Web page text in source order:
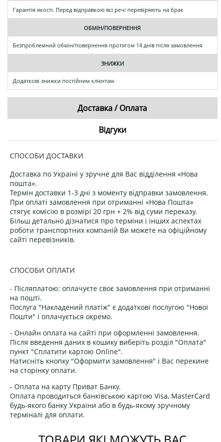
Гарантія якості. Перед відправкою всі речі перевіряють на брак
ОБМІН/ПОВЕРНЕННЯ
Безпроблемний обмін/повернення протягом 14 днів після замовлення
ЗНИЖКИ
Додаткові знижки постійним клієнтам.
Доставка / Оплата
Відгуки
СПОСОБИ ДОСТАВКИ
Доставка по Україні у зручне для Вас відділення «Нова
пошта».
Термін доставки 1-3 дні з моменту відправки замовлення.
При оплаті замовлення при отриманні «Нова Пошта»
стягує комісію в розмірі 20 грн + 2% від суми переказу.
Більш детально дізнатися про терміни і інших аспектах
роботи транспортних компаній Ви можете на офіційному
сайті перевізників.
СПОСОБИ ОПЛАТИ
- Післяплатою: оплачуєте своє замовлення при отриманні
на пошті.
Послуга "Накладений платіж" є додаткові послугою "Нової
Пошти" і оплачується окремо.
- Онлайн оплата на сайті при оформленні замовлення.
Після введення даних в кошику виберіть розділ "Оплата"
пункт "Сплатити картою Online".
Натисніть кнопку "Оформити замовлення" і Вас перекине
на сторінку оплати.
- Оплата на карту Приват Банку.
Оплата проводиться банківською картою Visa, MasterCard
будь-якого банку України або в будь-якому зручному
терміналі для оплати.